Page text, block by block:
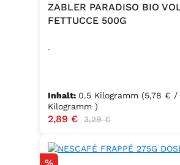
ZABLER PARADISO BIO
FETTUCCE 500G
.
Inhalt: 0.5 Kilogramm (5,78 € /
Kilogramm )
Verkaufspreis:
2,89 € Regulärer Preis:
3,29 €
Rabatt
%